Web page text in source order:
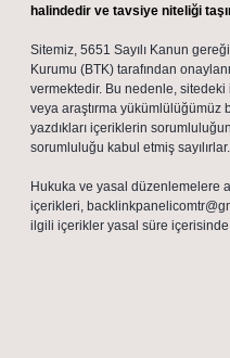
halindedir ve tavsiye niteliği
Sitemiz, 5651 Sayılı Kanun
Kurumu (BTK) tarafından
vermektedir. Bu nedenle,
veya araştırma yükümlülüğümüz
yazdıkları içeriklerin
sorumluluğu kabul etmiş sayılırlar.
Hukuka ve yasal düzenlemelere
içerikleri,
ilgili içerikler yasal süre içerisinde